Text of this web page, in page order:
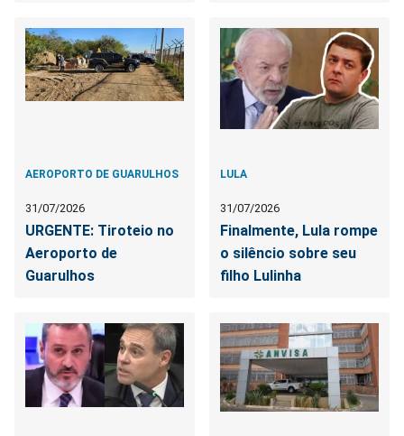
AEROPORTO DE GUARULHOS
31/07/2026
URGENTE: Tiroteio no
Aeroporto de
Guarulhos
LULA
31/07/2026
Finalmente, Lula rompe
o silêncio sobre seu
filho Lulinha